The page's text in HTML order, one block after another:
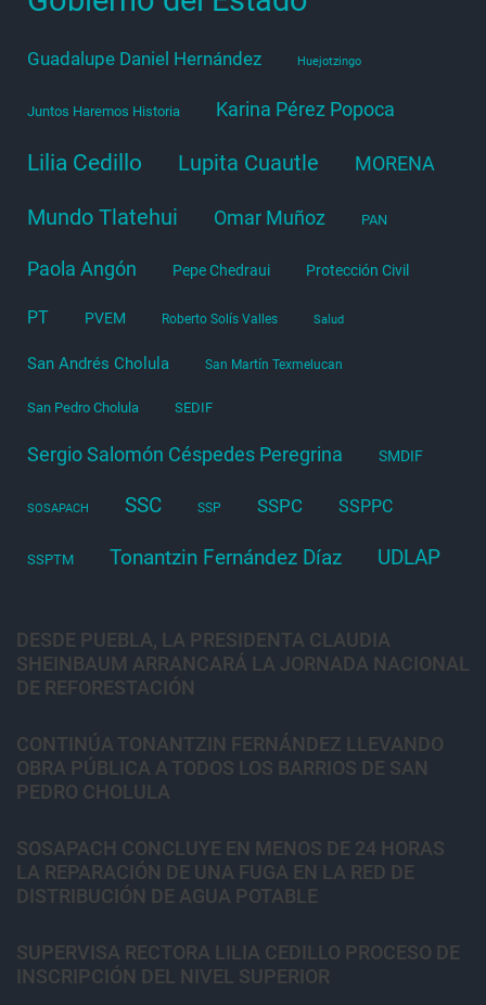
Guadalupe Daniel Hernández Huejotzingo
Juntos Haremos Historia Karina Pérez Popoca
Lilia Cedillo Lupita Cuautle MORENA
Mundo Tlatehui Omar Muñoz PAN
Paola Angón Pepe Chedraui Protección Civil
PT PVEM Roberto Solís Valles Salud
San Andrés Cholula San Martín Texmelucan
San Pedro Cholula SEDIF
Sergio Salomón Céspedes Peregrina SMDIF
SOSAPACH SSC SSP SSPC SSPPC
SSPTM Tonantzin Fernández Díaz UDLAP
DESDE PUEBLA, LA PRESIDENTA CLAUDIA
SHEINBAUM ARRANCARÁ LA JORNADA NACIONAL
DE REFORESTACIÓN
CONTINÚA TONANTZIN FERNÁNDEZ LLEVANDO
OBRA PÚBLICA A TODOS LOS BARRIOS DE SAN
PEDRO CHOLULA
SOSAPACH CONCLUYE EN MENOS DE 24 HORAS
LA REPARACIÓN DE UNA FUGA EN LA RED DE
DISTRIBUCIÓN DE AGUA POTABLE
SUPERVISA RECTORA LILIA CEDILLO PROCESO DE
INSCRIPCIÓN DEL NIVEL SUPERIOR